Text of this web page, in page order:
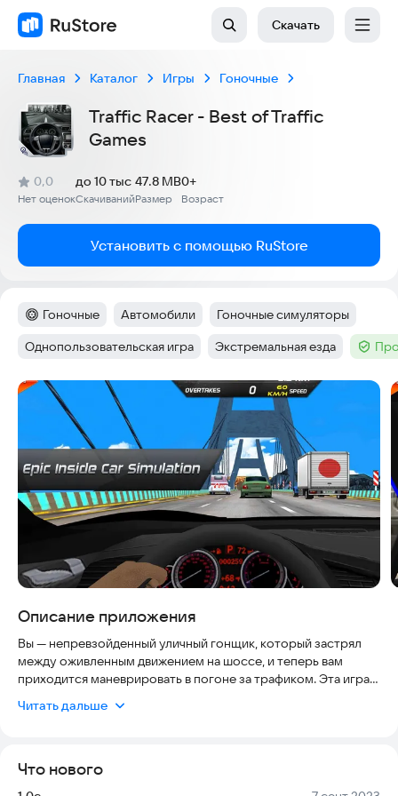
Скачать
Главная Каталог Игры Гоночные
Traffic Racer - Best of Traffic
Games
Рейтинг:
0,0
(
Нет оценок
)
Скачиваний
до 10 тыс
Размер
47.8 MB
Возраст
0+
Установить с помощью RuStore
Категория:
Гоночные Тег:
Автомобили Тег:
Гоночные симуляторы
Тег:
Однопользовательская игра Тег:
Экстремальная езда Тег :
Скриншоты
Описание приложения
Вы — непревзойденный уличный гонщик, который застрял
между оживленным движением на шоссе, и теперь вам
приходится маневрировать в погоне за трафиком. Эта игра-
играх. Сделайте первый шаг в мир уличных гонок, где каждый
неожиданностей, где вы будете чувствовать каждый удар
Читать дальше
Что нового